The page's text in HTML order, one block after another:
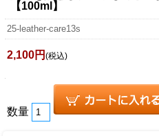
【100ml】
25-leather-care13s
2,100円 (税込)
数量